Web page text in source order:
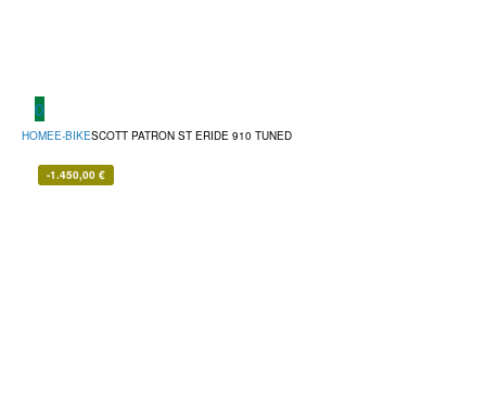
0
HOMEE-BIKESCOTT PATRON ST ERIDE 910 TUNED
-1.450,00 €